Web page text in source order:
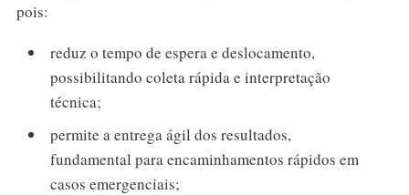
pois:
reduz o tempo de espera e deslocamento,
possibilitando coleta rápida e interpretação
técnica;
permite a entrega ágil dos resultados,
fundamental para encaminhamentos rápidos em
casos emergenciais;